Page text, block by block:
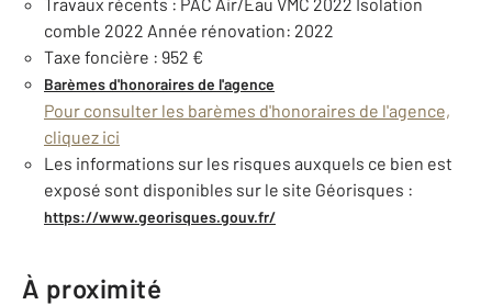
comble 2022 Année rénovation: 2022
Taxe foncière : 952 €
Barèmes d'honoraires de l'agence
Pour consulter les barèmes d'honoraires de l'agence,
cliquez ici
Les informations sur les risques auxquels ce bien est
exposé sont disponibles sur le site Géorisques :
https://www.georisques.gouv.fr/
À proximité